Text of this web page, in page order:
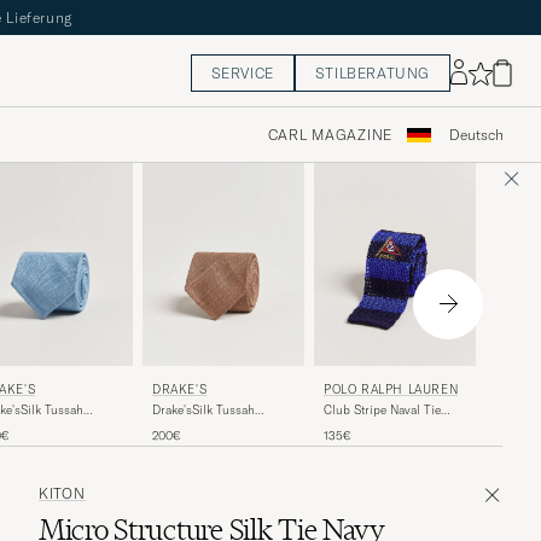
Lieferung
SERVICE STILBERATUNG
CARL MAGAZINE Deutsch
Tussah
DRAKE'S
Drake'sSilk Tussah
200€
POLO RALPH LAUREN
Club Stripe Naval Tie
135€
KITON
Micro Structure Silk Tie Navy